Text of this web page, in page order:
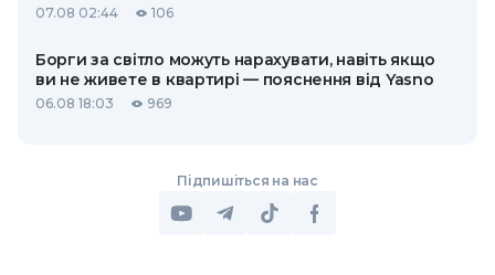
07.08 02:44 106
Борги за світло можуть нарахувати, навіть якщо
ви не живете в квартирі — пояснення від Yasno
06.08 18:03 969
Підпишіться на нас